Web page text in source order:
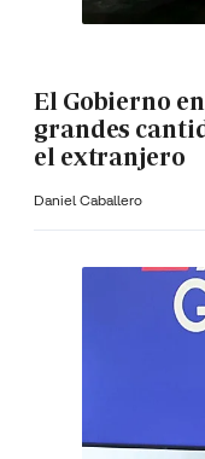
El Gobierno
grandes
el extranjero
Daniel Caballero